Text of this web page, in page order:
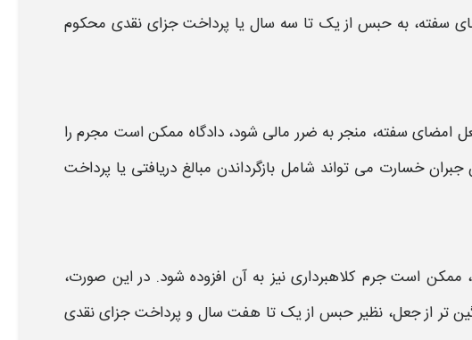
سفته، به حبس از یک تا سه سال یا پرداختجزای نقدی محکوم
امضای سفته، منجر به ضرر مالی شود، دادگاه ممکن است مجرم را
خسارت می‌ تواند شامل بازگرداندن مبالغ دریافتی یا پرداخت
ممکن است جرم کلاهبرداری نیز به آن افزوده شود. در این صورت،
تر ازجعل، نظیر حبس از یک تا هفت سال و پرداخت جزای نقدی